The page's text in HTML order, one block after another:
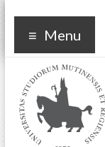
Menu